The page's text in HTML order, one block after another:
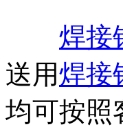
焊接
送用焊接
均可按照